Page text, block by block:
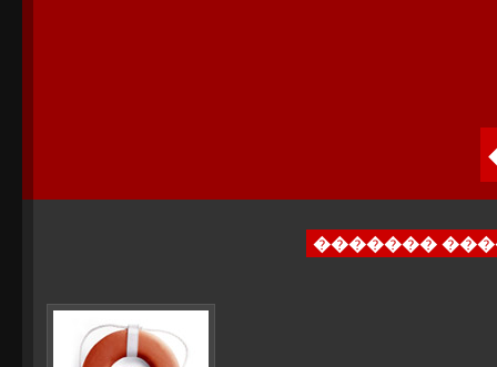
�������